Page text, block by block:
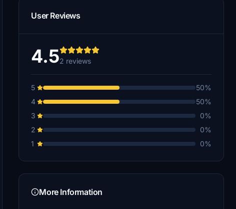
User Reviews
4.52 reviews
5
50%
4
50%
3
0%
2
0%
1
0%
More Information